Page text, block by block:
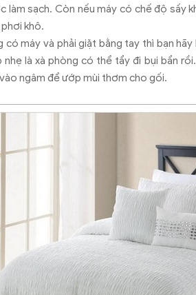
làm sạch. Còn nếu máy có chế độ sấy
khô.
có máy và phải giặt bằng tay thì bạn
nhẹ là xà phòng có thể tẩy đi bụi bẩn
ngâm để ướp mùi thơm cho gối.